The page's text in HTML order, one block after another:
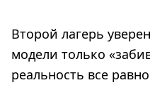
Второй лагерь
модели только
реальность все